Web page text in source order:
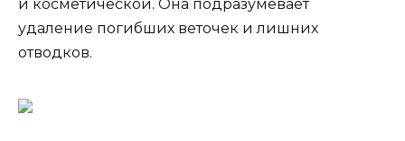
и косметической. Она подразумевает
удаление погибших веточек и лишних
отводков.